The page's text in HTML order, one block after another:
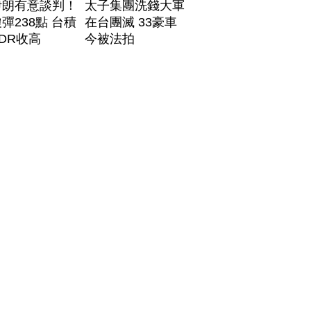
有意談判！
238點 台積
收高
太子集團洗錢大軍
在台團滅 33豪車
今被法拍